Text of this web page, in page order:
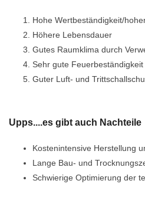
Hohe Wertbeständigkeit/
Höhere Lebensdauer
Gutes Raumklima durch
Sehr gute Feuerbeständigkeit
Guter Luft- und
Upps....es gibt auch Nachteile
Kostenintensive Herstellung
Lange Bau- und
Schwierige Optimierung der